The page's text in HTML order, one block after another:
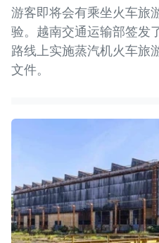
游客即将会有乘坐火车旅
验。越南交通运输部签发
路线上实施蒸汽机火车旅
文件。